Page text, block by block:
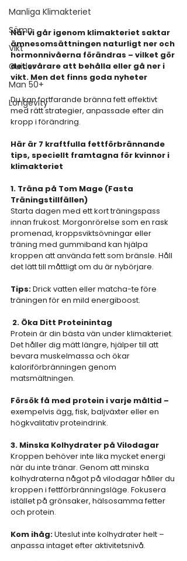
Manliga Klimakteriet
Sömn
Vikt
Guider
Man 50+
Longevity
När vi går igenom klimakteriet saktar
ämnesomsättningen naturligt ner och
hormonnivåerna förändras – vilket gör
det svårare att behålla eller gå ner i
vikt. Men det finns goda nyheter
Du kan fortfarande bränna fett effektivt
med rätt strategier, anpassade efter din
kropp i förändring.
Här är 7 kraftfulla fettförbrännande
tips, speciellt framtagna för kvinnor i
klimakteriet
1. Träna på Tom Mage (Fasta
Träningstillfällen)
Starta dagen med ett kort träningspass
innan frukost. Morgonrörelse som en rask
promenad, kroppsviktsövningar eller
träning med gummiband kan hjälpa
kroppen att använda fett som bränsle. Håll
det lätt till måttligt om du är nybörjare.
Tips: Drick vatten eller matcha-te före
träningen för en mild energiboost.
2. Öka Ditt Proteinintag
Protein är din bästa vän under klimakteriet.
Det håller dig mätt längre, hjälper till att
bevara muskelmassa och ökar
kaloriförbränningen genom
matsmältningen.
Försök få med protein i varje måltid –
exempelvis ägg, fisk, baljväxter eller en
högkvalitativ proteindrink.
3. Minska Kolhydrater på Vilodagar
Kroppen behöver inte lika mycket energi
när du inte tränar. Genom att minska
kolhydraterna något på vilodagar håller du
kroppen i fettförbränningsläge. Fokusera
istället på grönsaker, hälsosamma fetter
och protein.
Kom ihåg: Uteslut inte kolhydrater helt –
anpassa intaget efter aktivitetsnivå.